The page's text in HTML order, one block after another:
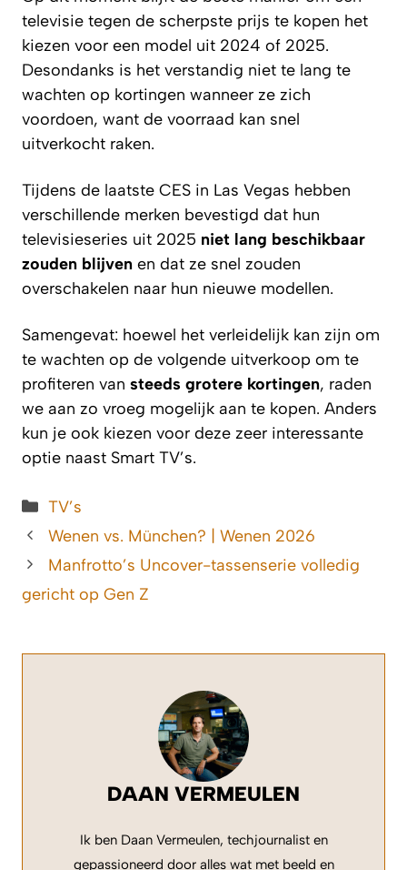
televisie tegen de scherpste prijs te kopen het
kiezen voor een model uit 2024 of 2025.
Desondanks is het verstandig niet te lang te
wachten op kortingen wanneer ze zich
voordoen, want de voorraad kan snel
uitverkocht raken.
Tijdens de laatste CES in Las Vegas hebben
verschillende merken bevestigd dat hun
televisieseries uit 2025 niet lang beschikbaar
zouden blijven en dat ze snel zouden
overschakelen naar hun nieuwe modellen.
Samengevat: hoewel het verleidelijk kan zijn om
te wachten op de volgende uitverkoop om te
profiteren van steeds grotere kortingen, raden
we aan zo vroeg mogelijk aan te kopen. Anders
kun je ook kiezen voor deze zeer interessante
optie naast Smart TV’s.
Categorieën
TV’s
Wenen vs. München? | Wenen 2026
Manfrotto’s Uncover-tassenserie volledig
gericht op Gen Z
DAAN VERMEULEN
Ik ben Daan Vermeulen, techjournalist en
gepassioneerd door alles wat met beeld en